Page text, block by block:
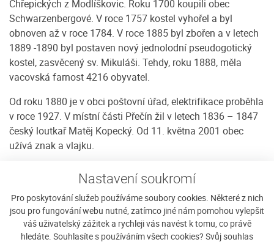
Nastavení soukromí
Pro poskytování služeb používáme soubory cookies. Některé z nich
jsou pro fungování webu nutné, zatímco jiné nám pomohou vylepšit
váš uživatelský zážitek a rychleji vás navést k tomu, co právě
hledáte. Souhlasíte s používáním všech cookies? Svůj souhlas
Chřepických z Modlíškovic. Roku 1700 koupili obec
Schwarzenbergové. V roce 1757 kostel vyhořel a byl
obnoven až v roce 1784. V roce 1885 byl zbořen a v letech
1889 -1890 byl postaven nový jednolodní pseudogotický
kostel, zasvěcený sv. Mikuláši. Tehdy, roku 1888, měla
vacovská farnost 4216 obyvatel.
Od roku 1880 je v obci poštovní úřad, elektrifikace proběhla
v roce 1927. V místní části Přečín žil v letech 1836 – 1847
český loutkař Matěj Kopecký. Od 11. května 2001 obec
užívá znak a vlajku.
Pamětihodnosti
Kostel svatého Mikuláše – vystavěn v letech 1888 – 1890
na místě původního kostela. Na věži jsou historické zvony
z 16. století. Tradiční poutě jsou Vavřinecká v srpnu a
Mikulášská v prosinci. Kaplička svatého Jana